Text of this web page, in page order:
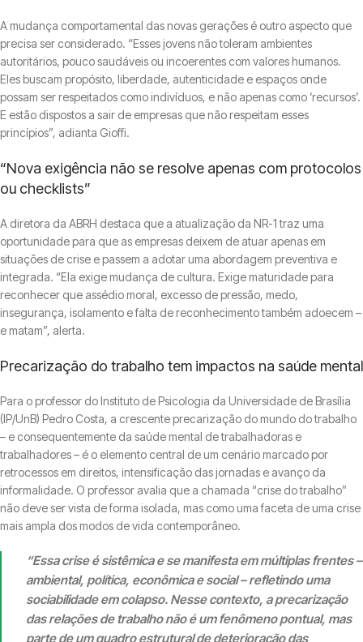
A mudança comportamental das novas gerações é outro aspecto que
precisa ser considerado. “Esses jovens não toleram ambientes
autoritários, pouco saudáveis ou incoerentes com valores humanos.
Eles buscam propósito, liberdade, autenticidade e espaços onde
possam ser respeitados como indivíduos, e não apenas como ‘recursos’.
E estão dispostos a sair de empresas que não respeitam esses
princípios”, adianta Gioffi.
“Nova exigência não se resolve apenas com protocolos
ou checklists”
A diretora da ABRH destaca que a atualização da NR-1 traz uma
oportunidade para que as empresas deixem de atuar apenas em
situações de crise e passem a adotar uma abordagem preventiva e
integrada. “Ela exige mudança de cultura. Exige maturidade para
reconhecer que assédio moral, excesso de pressão, medo,
insegurança, isolamento e falta de reconhecimento também adoecem –
e matam”, alerta.
Precarização do trabalho tem impactos na saúde mental
Para o professor do Instituto de Psicologia da Universidade de Brasília
(IP/UnB) Pedro Costa, a crescente precarização do mundo do trabalho
– e consequentemente da saúde mental de trabalhadoras e
trabalhadores – é o elemento central de um cenário marcado por
retrocessos em direitos, intensificação das jornadas e avanço da
informalidade. O professor avalia que a chamada “crise do trabalho”
não deve ser vista de forma isolada, mas como uma faceta de uma crise
mais ampla dos modos de vida contemporâneo.
“Essa crise é sistêmica e se manifesta em múltiplas frentes –
ambiental, política, econômica e social – refletindo uma
sociabilidade em colapso. Nesse contexto, a precarização
das relações de trabalho não é um fenômeno pontual, mas
parte de um quadro estrutural de deterioração das